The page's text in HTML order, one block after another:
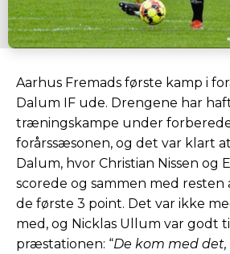
Aarhus Fremads første kamp i
Dalum IF ude. Drengene har
træningskampe under
forårssæsonen, og det var klart
Dalum, hvor Christian Nissen og
scorede og sammen med resten
de første 3 point. Det var ikke
med, og Nicklas Ullum var godt
præstationen: “De kom med det,